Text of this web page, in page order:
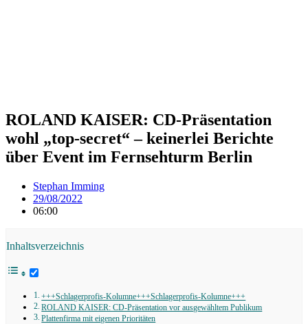
ROLAND KAISER: CD-Präsentation
wohl „top-secret“ – keinerlei Berichte
über Event im Fernsehturm Berlin
Stephan Imming
29/08/2022
06:00
Inhaltsverzeichnis
+++Schlagerprofis-Kolumne+++Schlagerprofis-Kolumne+++
ROLAND KAISER: CD-Präsentation vor ausgewähltem Publikum
Plattenfirma mit eigenen Prioritäten